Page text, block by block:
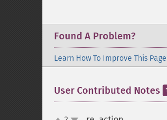
Found A Problem?
Learn How To Improve This Page
User Contributed Notes